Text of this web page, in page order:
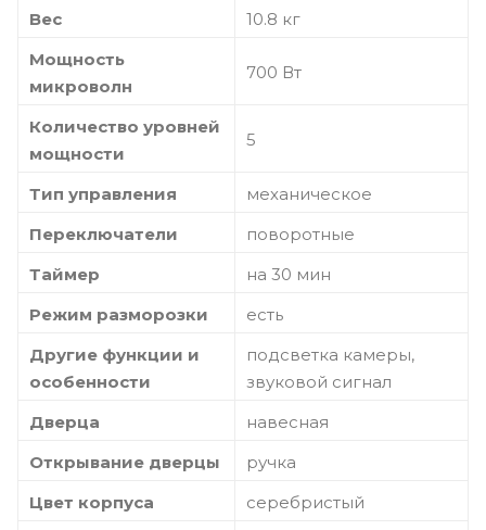
Вес
10.8 кг
Мощность
микроволн
700 Вт
Количество уровней
мощности
5
Тип управления
механическое
Переключатели
поворотные
Таймер
на 30 мин
Режим разморозки
есть
Другие функции и
особенности
подсветка камеры,
звуковой сигнал
Дверца
навесная
Открывание дверцы
ручка
Цвет корпуса
серебристый